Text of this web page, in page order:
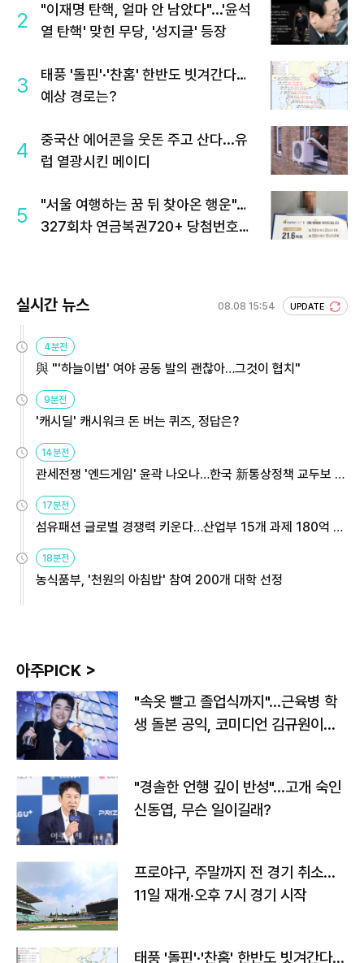
2
"이재명 탄핵, 얼마 안 남았다"...'윤석
열 탄핵' 맞힌 무당, '성지글' 등장
3
태풍 '돌핀'·'찬홈' 한반도 빗겨간다…
예상 경로는?
4
중국산 에어콘을 웃돈 주고 산다...유
럽 열광시킨 메이디
5
"서울 여행하는 꿈 뒤 찾아온 행운"…
327회차 연금복권720+ 당첨번호조
실시간 뉴스 08.08 15:54 UPDATE
4분전
與 "'하늘이법' 여야 공동 발의 괜찮아…그것이 협치"
9분전
'캐시딜' 캐시워크 돈 버는 퀴즈, 정답은?
14분전
관세전쟁 '엔드게임' 윤곽 나오나…한국 新통상정책 교두보 활
용해야
17분전
섬유패션 글로벌 경쟁력 키운다…산업부 15개 과제 180억 지
원
18분전
농식품부, '천원의 아침밥' 참여 200개 대학 선정
아주PICK >
"속옷 빨고 졸업식까지"…근육병 학
생 돌본 공익, 코미디언 김규원이었
"경솔한 언행 깊이 반성"…고개 숙인
신동엽, 무슨 일이길래?
프로야구, 주말까지 전 경기 취소…
11일 재개·오후 7시 경기 시작
태풍 '돌핀'·'찬홈' 한반도 빗겨간다…